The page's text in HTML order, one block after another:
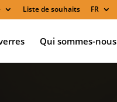
Liste de souhaits FR
Qui sommes-nous